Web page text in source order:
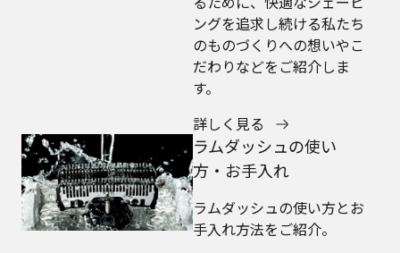
ングを追求し続ける私たち
のものづくりへの想いやこ
だわりなどをご紹介しま
す。
詳しく見る
ラムダッシュの使い
方・お手入れ
ラムダッシュの使い方とお
手入れ方法をご紹介。